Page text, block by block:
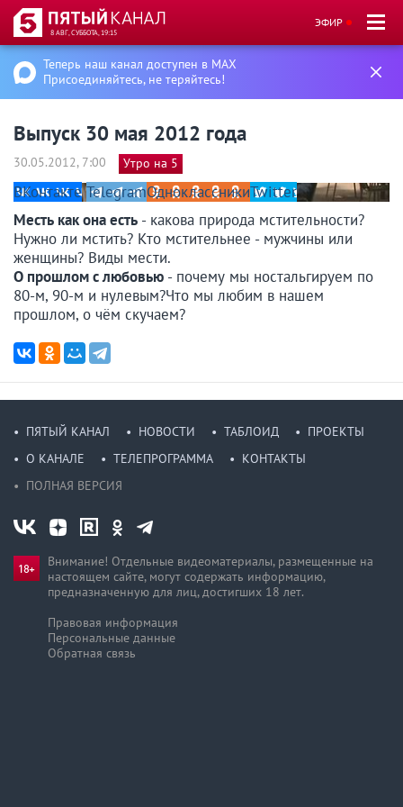
8 АВГ, СУББОТА, 19:15
ЭФИР
Теперь наш канал доступен в MAX
Присоединяйтесь, не теряйтесь!
Выпуск 30 мая 2012 года
30.05.2012, 7:00 Утро на 5
ВКонтакте TelegramОдноклассникиTwitter
Месть как она есть - какова природа мстительности?
Нужно ли мстить? Кто мстительнее - мужчины или
женщины? Виды мести.
О прошлом с любовью - почему мы ностальгируем по
80-м, 90-м и нулевым?Что мы любим в нашем
прошлом, о чём скучаем?
ПЯТЫЙ КАНАЛ НОВОСТИ ТАБЛОИД
ПРОЕКТЫ
О КАНАЛЕ
ТЕЛЕПРОГРАММА
КОНТАКТЫ
ПОЛНАЯ ВЕРСИЯ
Внимание! Отдельные видеоматериалы, размещенные на
настоящем сайте, могут содержать информацию,
предназначен­ную для лиц, достигших 18 лет.
Правовая информация
Персональные данные
Обратная связь